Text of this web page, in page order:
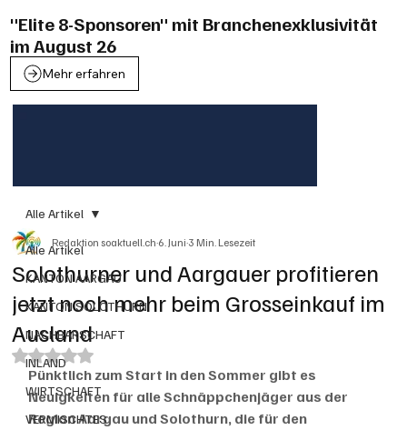
"Elite 8-Sponsoren" mit Branchenexklusivität
im August 26
Mehr erfahren
Alle Artikel
KANTON AARGAU
KANTON SOLOTHURN
NACHBARSCHAFT
INLAND
WIRTSCHAFT
VERMISCHTES
Alle Artikel
Solothurner und Aargauer profitieren
jetzt noch mehr beim Grosseinkauf im
Ausland
Redaktion soaktuell.ch6. Juni3 Min. Lesezeit
Mit NaN von 5 Sternen bewertet.
Pünktlich zum Start in den Sommer gibt es
Neuigkeiten für alle Schnäppchenjäger aus der
Region Aargau und Solothurn, die für den